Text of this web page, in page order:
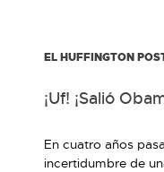
EL HUFFINGTON
¡Uf! ¡Salió
En cuatro años
incertidumbre de